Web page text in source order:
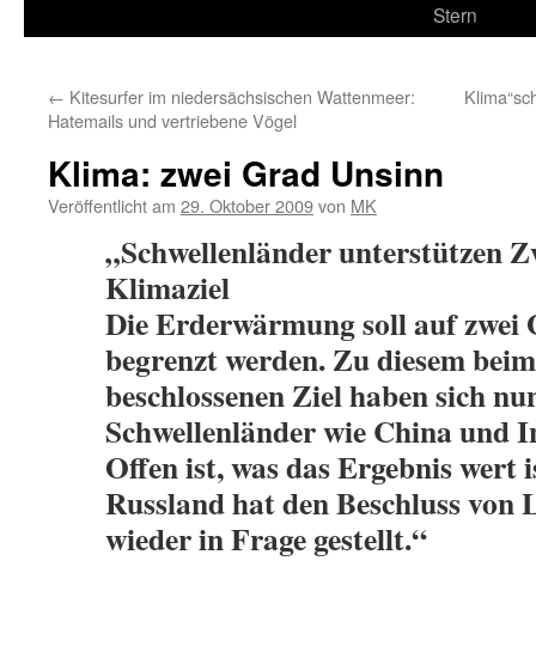
Stern
← Kitesurfer im niedersächsischen Wattenmeer:
Hatemails und vertriebene Vögel
Klima: zwei Grad Unsinn
Veröffentlicht am 29. Oktober 2009von MK
„Schwellenländer unterstützen
Klimaziel
Die Erderwärmung soll auf zwei
begrenzt werden. Zu diesem
beschlossenen Ziel haben sich
Schwellenländer wie China und
Offen ist, was das Ergebnis wert
Russland hat den Beschluss von
wieder in Frage gestellt.“